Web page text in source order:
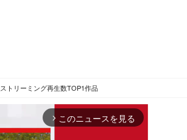
ストリーミング再生数TOP1作品
arrow_forward_ios このニュースを見る